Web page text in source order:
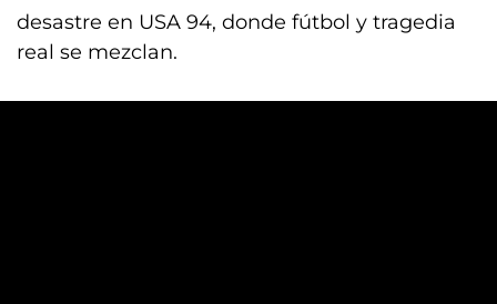
desastre en USA 94, donde fútbol y tragedia
real se mezclan.